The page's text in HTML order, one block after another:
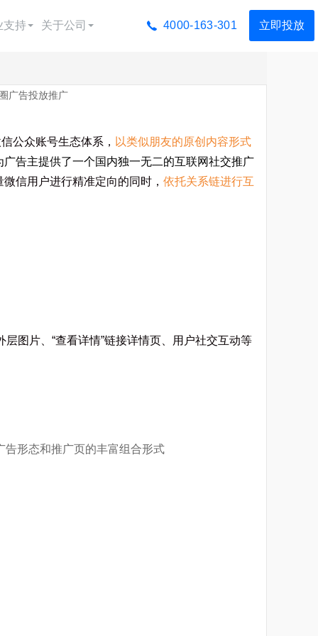
支持
制作
页制作
制作
宝资料下载
关于公司
荣誉资质
联系我们
投放广告
4000-163-301 立即投放
广告投放推广
公众账号生态体系， 以类似朋友的原创内容形式
告主提供了一个国内独一无二的互联网社交推广
信用户进行精准定向的同时， 依托关系链进行互
图片、“查看详情”链接详情页、用户社交互动等
告形态和推广页的丰富组合形式